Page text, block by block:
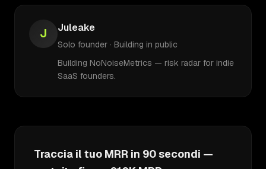
J Juleake
Solo founder · Building in public
Building NoNoiseMetrics — risk radar for indie
SaaS founders.
Traccia il tuo MRR in 90 secondi —